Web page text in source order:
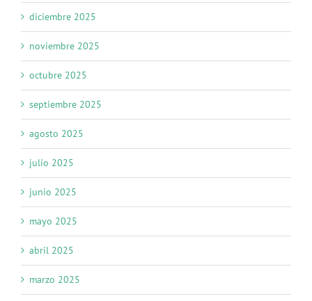
diciembre 2025
noviembre 2025
octubre 2025
septiembre 2025
agosto 2025
julio 2025
junio 2025
mayo 2025
abril 2025
marzo 2025